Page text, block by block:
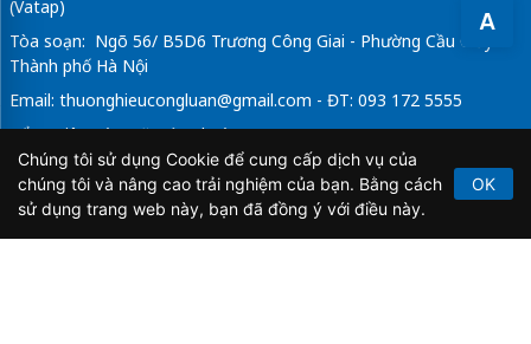
A
(Vatap)
Tòa soạn: Ngõ 56/ B5D6 Trương Công Giai - Phường Cầu Giấy -
Thành phố Hà Nội
Email: thuonghieucongluan@gmail.com - ĐT: 093 172 5555
Tổng Biên Tập: Vũ Đức Thuận
Giấy phép hoạt động báo chí điện tử số 64/GP-BTTTT do Bộ
Thông tin và Truyền thông cấp ngày 21/2/2020.
Chúng tôi sử dụng Cookie để cung cấp dịch vụ của
chúng tôi và nâng cao trải nghiệm của bạn. Bằng cách
sử dụng trang web này, bạn đã đồng ý với điều này.
OK